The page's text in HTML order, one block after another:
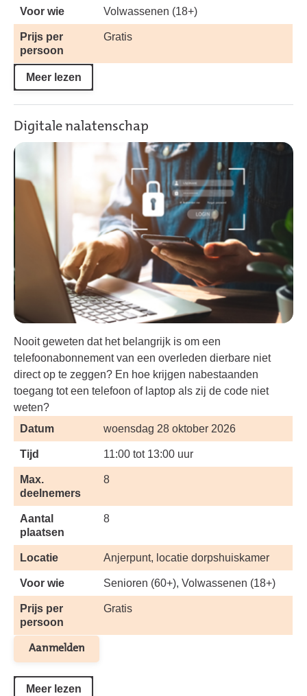
Voor wie Volwassenen (18+)
Prijs per
persoon
Gratis
Meer lezen
Digitale nalatenschap
Nooit geweten dat het belangrijk is om een
telefoonabonnement van een overleden dierbare niet
direct op te zeggen? En hoe krijgen nabestaanden
toegang tot een telefoon of laptop als zij de code niet
weten?
Datum
woensdag 28 oktober 2026
Tijd 11:00 tot 13:00 uur
Max.
deelnemers
8
Aantal
plaatsen
8
Locatie Anjerpunt, locatie dorpshuiskamer
Voor wie Senioren (60+), Volwassenen (18+)
Prijs per
persoon
Gratis
Aanmelden
Meer lezen